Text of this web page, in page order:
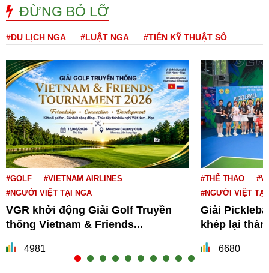
ĐỪNG BỎ LỠ
#DU LỊCH NGA #LUẬT NGA #TIỀN KỸ THUẬT SỐ
#GOLF
#VIETNAM AIRLINES
#NGƯỜI VIỆT TẠI NGA
VGR khởi động Giải Golf Truyền
thống Vietnam & Friends...
4981
#THỂ THAO
#NGƯỜI VIỆT TẠI
Giải
khép lại
6680